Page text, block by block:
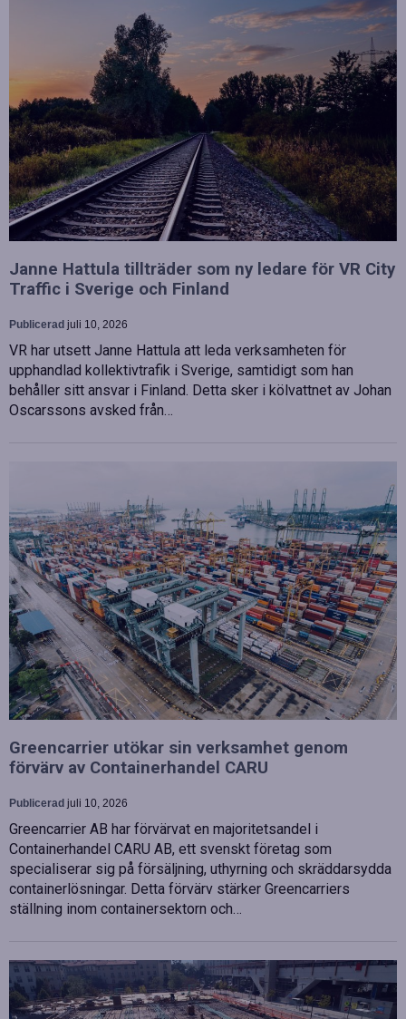
Janne Hattula tillträder som ny ledare för VR City
Traffic i Sverige och Finland
Publicerad juli 10, 2026
VR har utsett Janne Hattula att leda verksamheten för
upphandlad kollektivtrafik i Sverige, samtidigt som han
behåller sitt ansvar i Finland. Detta sker i kölvattnet av Johan
Oscarssons avsked från…
Greencarrier utökar sin verksamhet genom
förvärv av Containerhandel CARU
Publicerad juli 10, 2026
Greencarrier AB har förvärvat en majoritetsandel i
Containerhandel CARU AB, ett svenskt företag som
specialiserar sig på försäljning, uthyrning och skräddarsydda
containerlösningar. Detta förvärv stärker Greencarriers
ställning inom containersektorn och…